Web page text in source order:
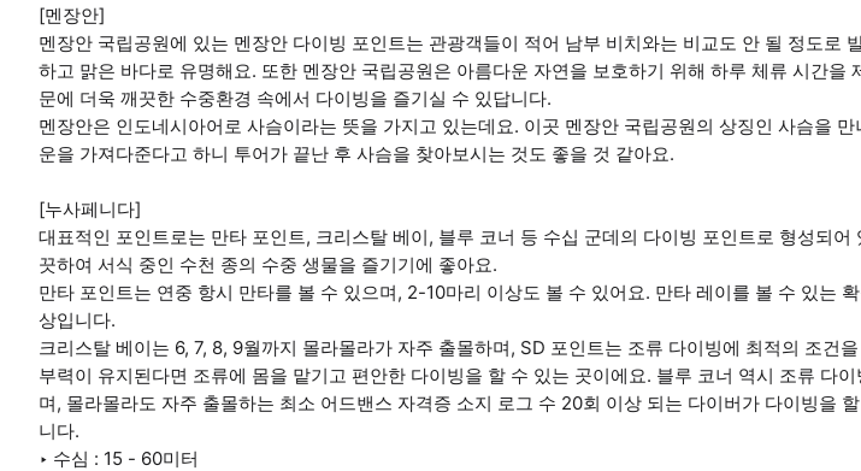
[멘장안]
멘장안 국립공원에 있는 멘장안 다이빙 포인트는 관광객들이 적어 남부 비치와는 비교도 안 될 정도로
하고 맑은 바다로 유명해요. 또한 멘장안 국립공원은 아름다운 자연을 보호하기 위해 하루 체류 시간을
문에 더욱 깨끗한 수중환경 속에서 다이빙을 즐기실 수 있답니다.
멘장안은 인도네시아어로 사슴이라는 뜻을 가지고 있는데요. 이곳 멘장안 국립공원의 상징인 사슴을 만
운을 가져다준다고 하니 투어가 끝난 후 사슴을 찾아보시는 것도 좋을 것 같아요.
[누사페니다]
대표적인 포인트로는 만타 포인트, 크리스탈 베이, 블루 코너 등 수십 군데의 다이빙 포인트로 형성되어
끗하여 서식 중인 수천 종의 수중 생물을 즐기기에 좋아요.
만타 포인트는 연중 항시 만타를 볼 수 있으며, 2-10마리 이상도 볼 수 있어요. 만타 레이를 볼 수 있는
상입니다.
크리스탈 베이는 6, 7, 8, 9월까지 몰라몰라가 자주 출몰하며, SD 포인트는 조류 다이빙에 최적의 조건
부력이 유지된다면 조류에 몸을 맡기고 편안한 다이빙을 할 수 있는 곳이에요. 블루 코너 역시 조류 다
며, 몰라몰라도 자주 출몰하는 최소 어드밴스 자격증 소지 로그 수 20회 이상 되는 다이버가 다이빙을
니다.
‣ 수심 : 15 - 60미터